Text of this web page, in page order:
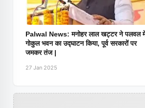
Palwal News: मनोहर लाल खट्टर ने पलवल
गोकुल भवन का उद्घाटन किया, पूर्व सरकारों पर
जमकर तंज |
27 Jan 2025